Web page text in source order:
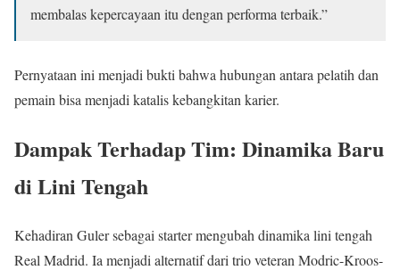
membalas kepercayaan itu dengan performa terbaik.”
Pernyataan ini menjadi bukti bahwa hubungan antara pelatih dan
pemain bisa menjadi katalis kebangkitan karier.
Dampak Terhadap Tim: Dinamika Baru
di Lini Tengah
Kehadiran Guler sebagai starter mengubah dinamika lini tengah
Real Madrid. Ia menjadi alternatif dari trio veteran Modric-Kroos-